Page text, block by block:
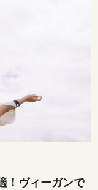
！ヴィーガンで